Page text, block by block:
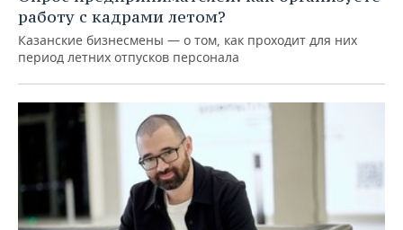
работу с кадрами летом?
Казанские бизнесмены — о том, как проходит для них
период летних отпусков персонала